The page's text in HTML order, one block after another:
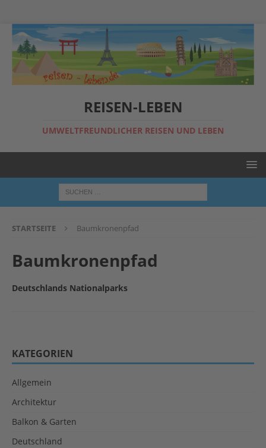
REISEN-LEBEN
UMWELTFREUNDLICHER REISEN UND LEBEN
STARTSEITE Baumkronenpfad
Baumkronenpfad
Deutschlands Nationalparks
KATEGORIEN
Allgemein
Architektur
Balkon & Garten
Deutschland